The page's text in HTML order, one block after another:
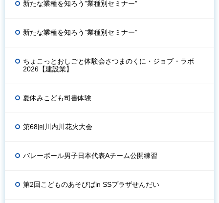
新たな業種を知ろう”業種別セミナー”
新たな業種を知ろう”業種別セミナー”
ちょこっとおしごと体験会さつまのくに・ジョブ・ラボ
2026【建設業】
夏休みこども司書体験
第68回川内川花火大会
バレーボール男子日本代表Aチーム公開練習
第2回こどものあそびばin SSプラザせんだい